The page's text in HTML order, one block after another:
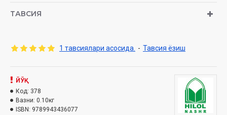
ТАВСИЯ
1 тавсиялари асосида. - Тавсия ёзиш
ЙЎҚ
Код: 378
Вазни: 0.10кг
ISBN: 9789943436077